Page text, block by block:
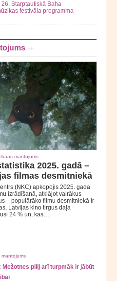
26. Starptautiskā Baha
festivāla programma
mantojums
2025. gadā –
filmas desmitniekā
(NKC) apkopojis 2025. gada
izrādīšanā, atklājot vairākus
– populārāko filmu desmitniekā ir
Latvijas kino tirgus daļa
24 % un, kas…
mantojums
pilij arī turpmāk ir jābūt